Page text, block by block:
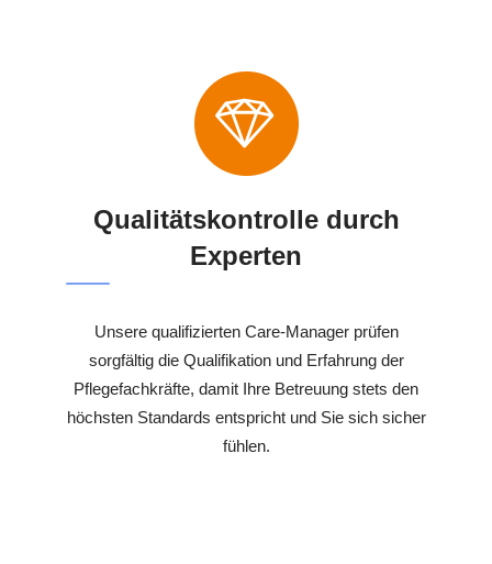
Qualitätskontrolle durch
Experten
Unsere qualifizierten Care-Manager prüfen
sorgfältig die Qualifikation und Erfahrung der
Pflegefachkräfte, damit Ihre Betreuung stets den
höchsten Standards entspricht und Sie sich sicher
fühlen.